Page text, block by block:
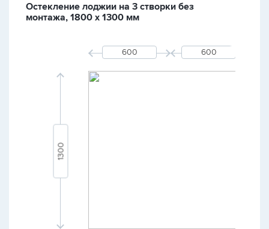
Остекление лоджии на 3 створки без
монтажа, 1800 х 1300 мм